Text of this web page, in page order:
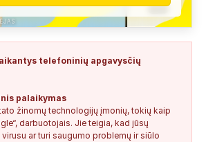
kažkokia [vardas paslėptas] ir siūlo
kaip dirbtinio...
žinutė: " Moters neturi?
2026-08-02 0
telefoninių apgavysčių
palaikymas
žinomų technologijų įmonių, tokių kaip
darbuotojais. Jie teigia, kad jūsų
ar turi saugumo problemų ir siūlo